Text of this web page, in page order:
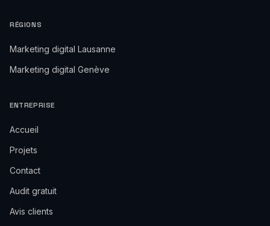
RÉGIONS
Marketing digital Lausanne
Marketing digital Genève
ENTREPRISE
Accueil
Projets
Contact
Audit gratuit
Avis clients